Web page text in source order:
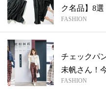
ク名品】8選
FASHION
チェックパ
未帆さん！
FASHION